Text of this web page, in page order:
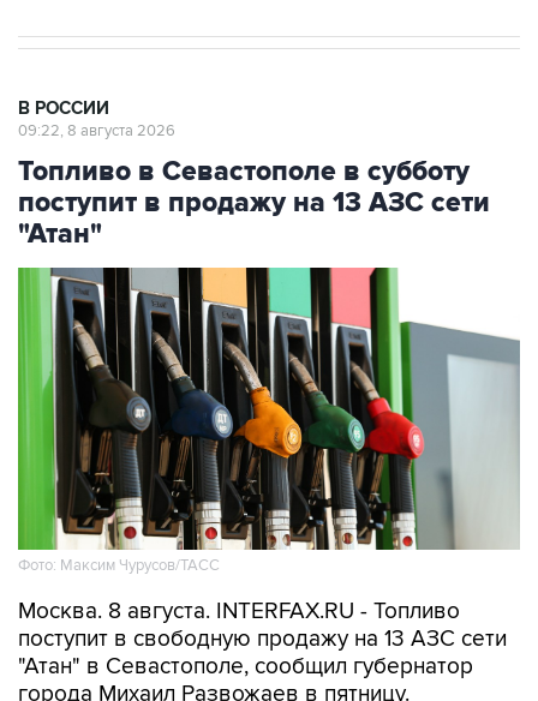
Топливо в Севастополе в субботу
поступит в продажу на 13 АЗС сети
"Атан"
Фото: Максим Чурусов/ТАСС
Москва. 8 августа. INTERFAX.RU - Топливо
"Атан" в Севастополе, сообщил губернатор
города Михаил Развожаев в пятницу.
"Сегодня с 10:00 на 13 заправках "Атан" в